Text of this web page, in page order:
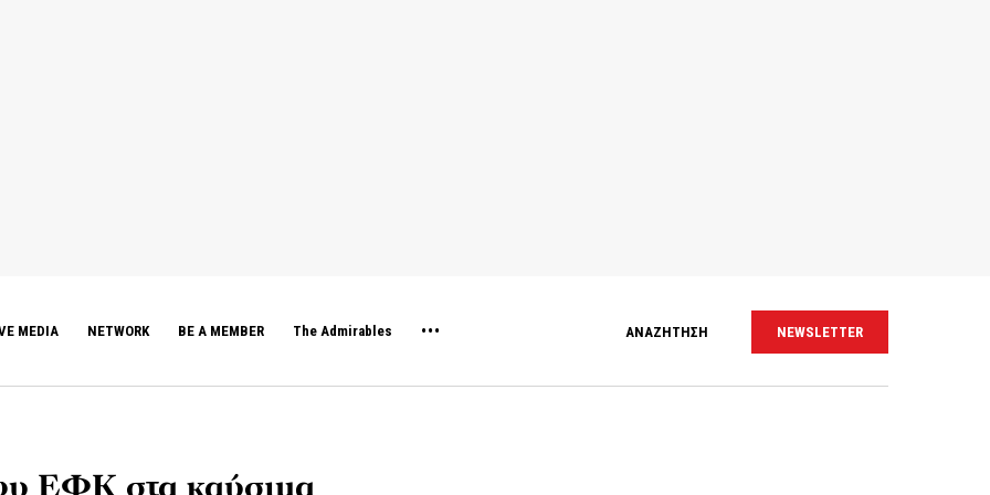
MEDIA NETWORK BE A MEMBER The Admirables ΑΝΑΖΗΤΗΣΗ NEWSLETTER